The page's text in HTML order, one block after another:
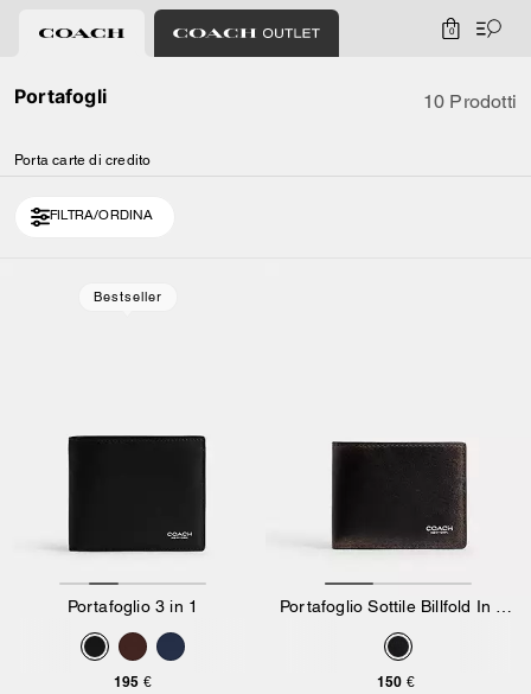
0
Portafogli 10 Prodotti
Porta carte di credito
FILTRA/ORDINA
Bestseller
Portafoglio 3 in 1
195 € 150 €